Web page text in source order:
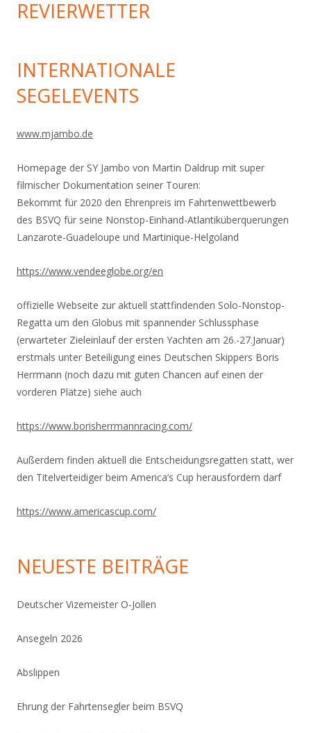
REVIERWETTER
INTERNATIONALE
SEGELEVENTS
www.mjambo.de
Homepage der SY Jambo von Martin Daldrup mit super
filmischer Dokumentation seiner Touren:
Bekommt für 2020 den Ehrenpreis im Fahrtenwettbewerb
des BSVQ für seine Nonstop-Einhand-Atlantiküberquerungen
Lanzarote-Guadeloupe und Martinique-Helgoland
https://www.vendeeglobe.org/en
offizielle Webseite zur aktuell stattfindenden Solo-Nonstop-
Regatta um den Globus mit spannender Schlussphase
(erwarteter Zieleinlauf der ersten Yachten am 26.-27.Januar)
erstmals unter Beteiligung eines Deutschen Skippers Boris
Herrmann (noch dazu mit guten Chancen auf einen der
vorderen Plätze) siehe auch
https://www.borisherrmannracing.com/
Außerdem finden aktuell die Entscheidungsregatten statt, wer
den Titelverteidiger beim America’s Cup herausfordern darf
https://www.americascup.com/
NEUESTE BEITRÄGE
Deutscher Vizemeister O-Jollen
Ansegeln 2026
Abslippen
Ehrung der Fahrtensegler beim BSVQ